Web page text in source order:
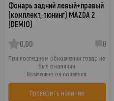
Фонарь задний левый+правый
(комплект, тюнинг) MAZDA 2
(DEMIO)
0,00 0
При последнем обновлении товар не
был в наличии.
Возможно он появился.
Проверить наличие